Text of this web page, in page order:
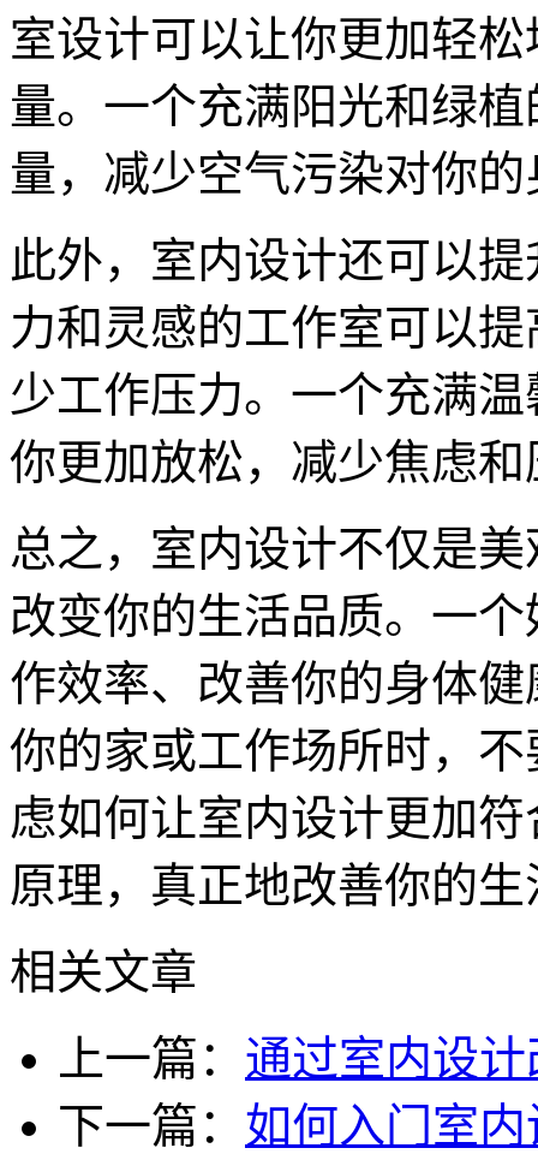
室设计可以让你更加轻
量。一个充满阳光和绿
量，减少空气污染对你
此外，室内设计还可以
力和灵感的工作室可以
少工作压力。一个充满
你更加放松，减少焦虑和
总之，室内设计不仅是
改变你的生活品质。一
作效率、改善你的身体
你的家或工作场所时，
虑如何让室内设计更加
原理，真正地改善你的
相关文章
上一篇： 通过室内设
下一篇： 如何入门室